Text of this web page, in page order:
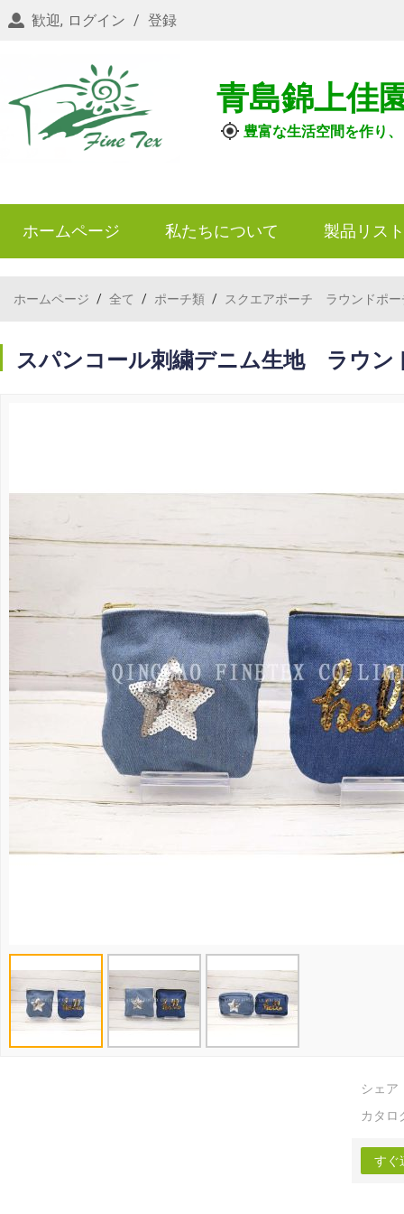
歓迎, ログイン / 登録
青島錦上佳
豊富な生活空間を作り
ホームページ 私たちについて 製品リスト
ホームページ / 全て / ポーチ類 / スクエアポーチ ラウンドポー
スパンコール刺繍デニム生地 ラウ
シェア
カタロ
すぐ